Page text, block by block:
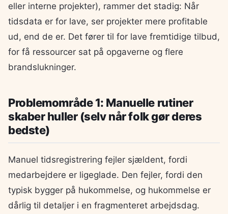
eller interne projekter), rammer det stadig: Når
tidsdata er for lave, ser projekter mere profitable
ud, end de er. Det fører til for lave fremtidige tilbud,
for få ressourcer sat på opgaverne og flere
brandslukninger.
Problemområde 1: Manuelle rutiner
skaber huller (selv når folk gør deres
bedste)
Manuel tidsregistrering fejler sjældent, fordi
medarbejdere er ligeglade. Den fejler, fordi den
typisk bygger på hukommelse, og hukommelse er
dårlig til detaljer i en fragmenteret arbejdsdag.